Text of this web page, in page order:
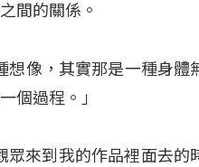
間的關係。
像，其實那是一種身體
個過程。」
來到我的作品裡面去的